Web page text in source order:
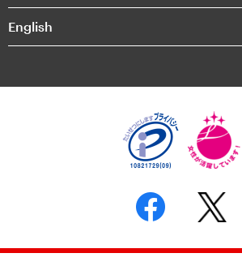
個人情報保護方針
反社会的勢力に対する基本方針
書面による個人情報の開示等の請求の手続きについて
English